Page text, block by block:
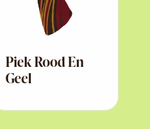
Piek Rood En
Geel